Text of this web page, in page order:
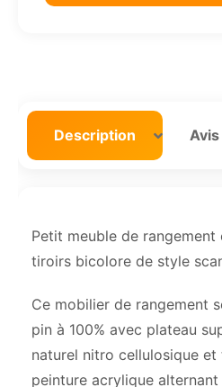
Description
Petit meuble de
tiroirs bicolore de style
Ce mobilier de rangement
pin à 100% avec plateau
naturel nitro cellulosique
peinture acrylique